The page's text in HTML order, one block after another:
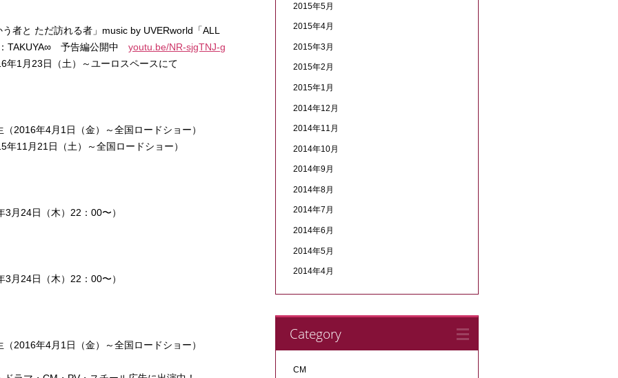
者と ただ訪れる者」music by UVERworld「ALL
：TAKUYA∞ 予告編公開中youtu.be/NR-sjgTNJ-g
年1月23日（土）～ユーロスペースにて
2016年4月1日（金）～全国ロードショー）
11月21日（土）～全国ロードショー）
月24日（木）22：00〜）
月24日（木）22：00〜）
2016年4月1日（金）～全国ロードショー）
2015年5月
2015年4月
2015年3月
2015年2月
2015年1月
2014年12月
2014年11月
2014年10月
2014年9月
2014年8月
2014年7月
2014年6月
2014年5月
2014年4月
Category
CM